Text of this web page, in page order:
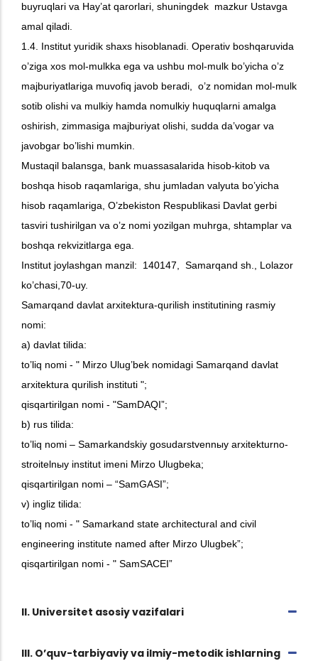
buyruqlari va Hay’at qarorlari, shuningdek mazkur Ustavga
amal qiladi.
1.4. Institut yuridik shaxs hisoblanadi. Operativ boshqaruvida
o’ziga xos mol-mulkka ega va ushbu mol-mulk bo’yicha o’z
majburiyatlariga muvofiq javob beradi, o’z nomidan mol-mulk
sotib olishi va mulkiy hamda nomulkiy huquqlarni amalga
oshirish, zimmasiga majburiyat olishi, sudda da’vogar va
javobgar bo’lishi mumkin.
Mustaqil balansga, bank muassasalarida hisob-kitob va
boshqa hisob raqamlariga, shu jumladan valyuta bo’yicha
hisob raqamlariga, O’zbekiston Respublikasi Davlat gerbi
tasviri tushirilgan va o’z nomi yozilgan muhrga, shtamplar va
boshqa rekvizitlarga ega.
Institut joylashgan manzil: 140147, Samarqand sh., Lolazor
ko’chasi, 70-uy.
Samarqand davlat arxitektura-qurilish institutining rasmiy
nomi:
a) davlat tilida:
to’liq nomi - " Mirzo Ulug’bek nomidagi Samarqand davlat
arxitektura qurilish instituti ";
qisqartirilgan nomi - "SamDAQI”;
b) rus tilida:
to’liq nomi – Samarkandskiy gosudarstvennыy arxitekturno-
stroitelnыy institut imeni Mirzo Ulugbeka;
qisqartirilgan nomi – “SamGASI”;
v) ingliz tilida:
to’liq nomi - " Samarkand state architectural and civil
engineering institute named after Mirzo Ulugbek”;
qisqartirilgan nomi - " SamSACEI”
II. Universitet asosiy vazifalari
III. O’quv-tarbiyaviy va ilmiy-metodik ishlarning